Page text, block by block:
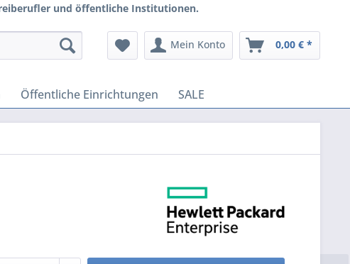
und öffentliche Institutionen.
Mein Konto 0,00 € *
Öffentliche Einrichtungen SALE